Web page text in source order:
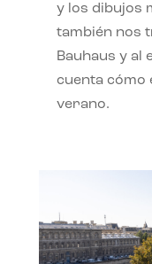
y los dibujos
también nos
Bauhaus y al
cuenta cómo
verano.